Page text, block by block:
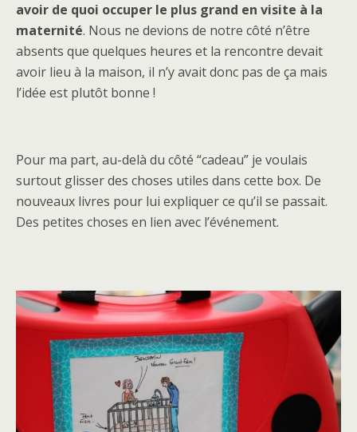
avoir de quoi occuper le plus grand en visite à la
maternité. Nous ne devions de notre côté n’être
absents que quelques heures et la rencontre devait
avoir lieu à la maison, il n’y avait donc pas de ça mais
l’idée est plutôt bonne !
Pour ma part, au-delà du côté “cadeau” je voulais
surtout glisser des choses utiles dans cette box. De
nouveaux livres pour lui expliquer ce qu’il se passait.
Des petites choses en lien avec l’événement.